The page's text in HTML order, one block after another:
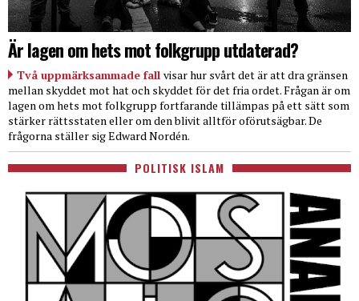
Är lagen om hets mot folkgrupp utdaterad?
Två uppmärksammade fall visar hur svårt det är att dra gränsen
mellan skyddet mot hat och skyddet för det fria ordet. Frågan är om
lagen om hets mot folkgrupp fortfarande tillämpas på ett sätt som
stärker rättsstaten eller om den blivit alltför oförutsägbar. De
frågorna ställer sig Edward Nordén.
POLITISK ISLAM